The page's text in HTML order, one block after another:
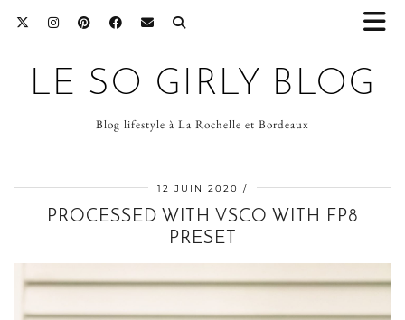
LE SO GIRLY BLOG
Blog lifestyle à La Rochelle et Bordeaux
12 JUIN 2020
PROCESSED WITH VSCO WITH FP8
PRESET